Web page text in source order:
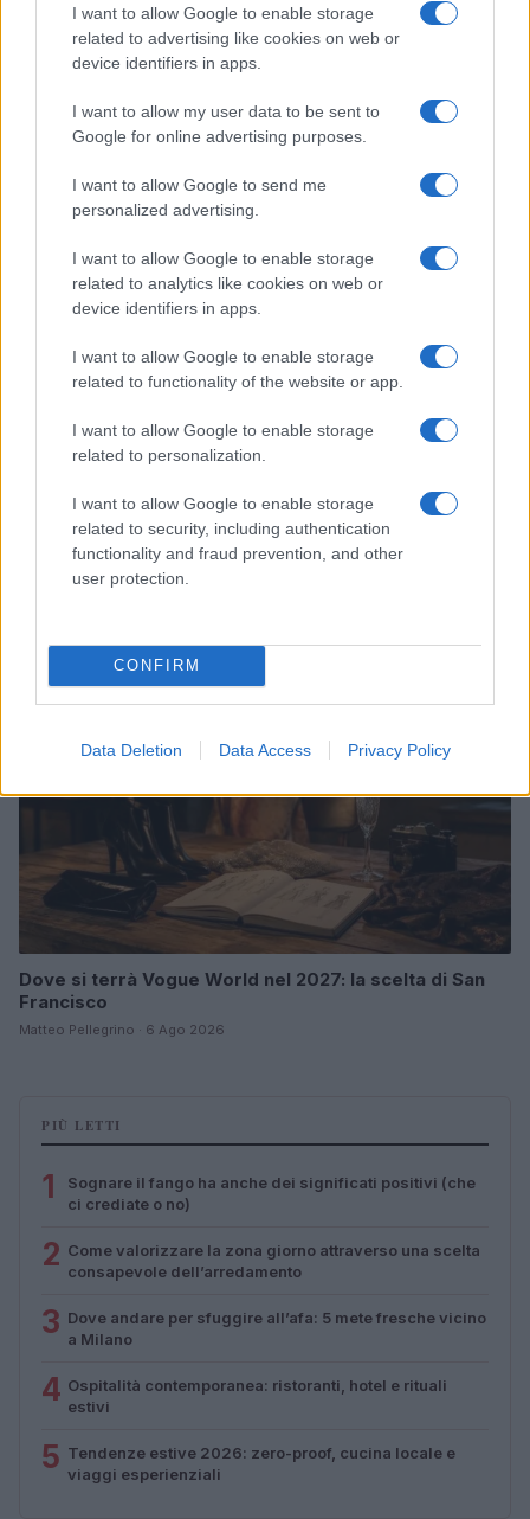
I want to allow Google to enable storage
related to advertising like cookies on web or
device identifiers in apps.
I want to allow my user data to be sent to
Google for online advertising purposes.
I want to allow Google to send me
personalized advertising.
I want to allow Google to enable storage
related to analytics like cookies on web or
device identifiers in apps.
I want to allow Google to enable storage
related to functionality of the website or app.
I want to allow Google to enable storage
related to personalization.
I want to allow Google to enable storage
related to security, including authentication
functionality and fraud prevention, and other
user protection.
CONFIRM
Data Deletion Data Access Privacy Policy
Look da ufficio estate 2026: consigli per un
abbigliamento fresco e professionale
LIFESTYLE
Magna Pars Milano: un’esperienza olfattiva unica in un
ex stabilimento di profumi
LIFESTYLE
Dove si terrà Vogue World nel 2027: la scelta di San
Francisco
Matteo Pellegrino · 6 Ago 2026
PIÙ LETTI
1
Sognare il fango ha anche dei significati positivi (che
ci crediate o no)
2 Come valorizzare la zona giorno attraverso una scelta
consapevole dell’arredamento
3 Dove andare per sfuggire all’afa: 5 mete fresche vicino
a Milano
4 Ospitalità contemporanea: ristoranti, hotel e rituali
estivi
5 Tendenze estive 2026: zero-proof, cucina locale e
viaggi esperienziali